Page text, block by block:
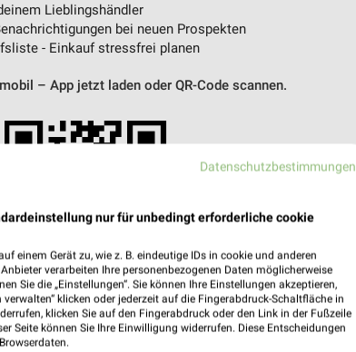
Lieblingshändler
bei neuen Prospekten
- Einkauf stressfrei planen
– App jetzt laden oder QR-Code scannen.
Datenschutzbestimmungen
nur für unbedingt erforderliche cookie
einem Gerät zu, wie z. B. eindeutige IDs in cookie und anderen
verarbeiten Ihre personenbezogenen Daten möglicherweise
Sie die „Einstellungen“. Sie können Ihre Einstellungen akzeptieren,
klicken oder jederzeit auf die Fingerabdruck-Schaltfläche in
klicken Sie auf den Fingerabdruck oder den Link in der Fußzeile
Seite können Sie Ihre Einwilligung widerrufen. Diese Entscheidungen